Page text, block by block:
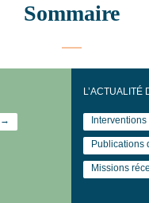
Sommaire
L’ACTUALITÉ
→
Missions